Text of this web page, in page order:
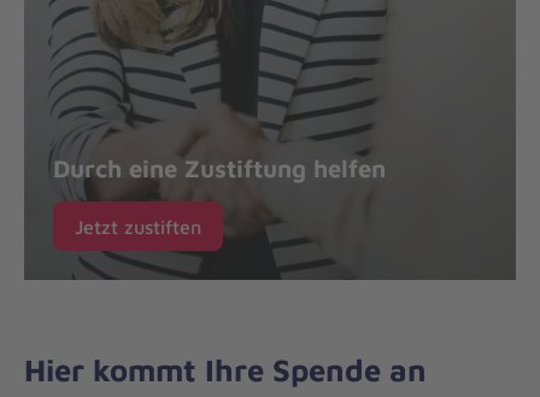
Durch eine Zustiftung helfen
Jetzt zustiften
Hier kommt Ihre Spende an